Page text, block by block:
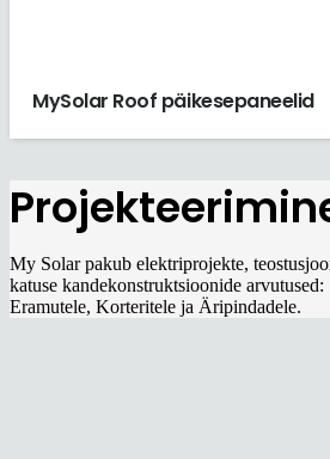
MySolar Roof päikesepaneelid
My Solar pakub elektriprojekte,
katuse kandekonstruktsioonide arvutused:
Eramutele, Korteritele ja Äripindadele.